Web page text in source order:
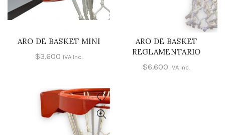
AÑADIR AL CARRITO
ARO DE BASKET MINI
$3.600 IVA Inc.
AÑADIR AL CARRITO
ARO DE BASKET
REGLAMENTARIO
$6.600 IVA Inc.